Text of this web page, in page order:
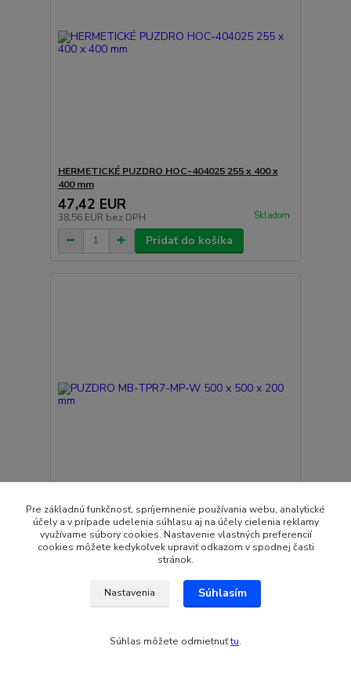
HERMETICKÉ PUZDRO HOC-404025 255 x 400 x
400 mm
47,42 EUR
38,56 EUR bez DPH Skladom
Pridať do košíka
PUZDRO MB-TPR7-MP-W 500 x 500 x 200 mm
49,35 EUR
bez DPH Skladom
Pridať do košíka
Pre základnú funkčnosť, spríjemnenie používania webu, analytické
účely a v prípade udelenia súhlasu aj na účely cielenia reklamy
využívame súbory cookies. Nastavenie vlastných preferencií
cookies môžete kedykoľvek upraviť odkazom v spodnej časti
stránok.
Nastavenia Súhlasím
Súhlas môžete odmietnuťtu.